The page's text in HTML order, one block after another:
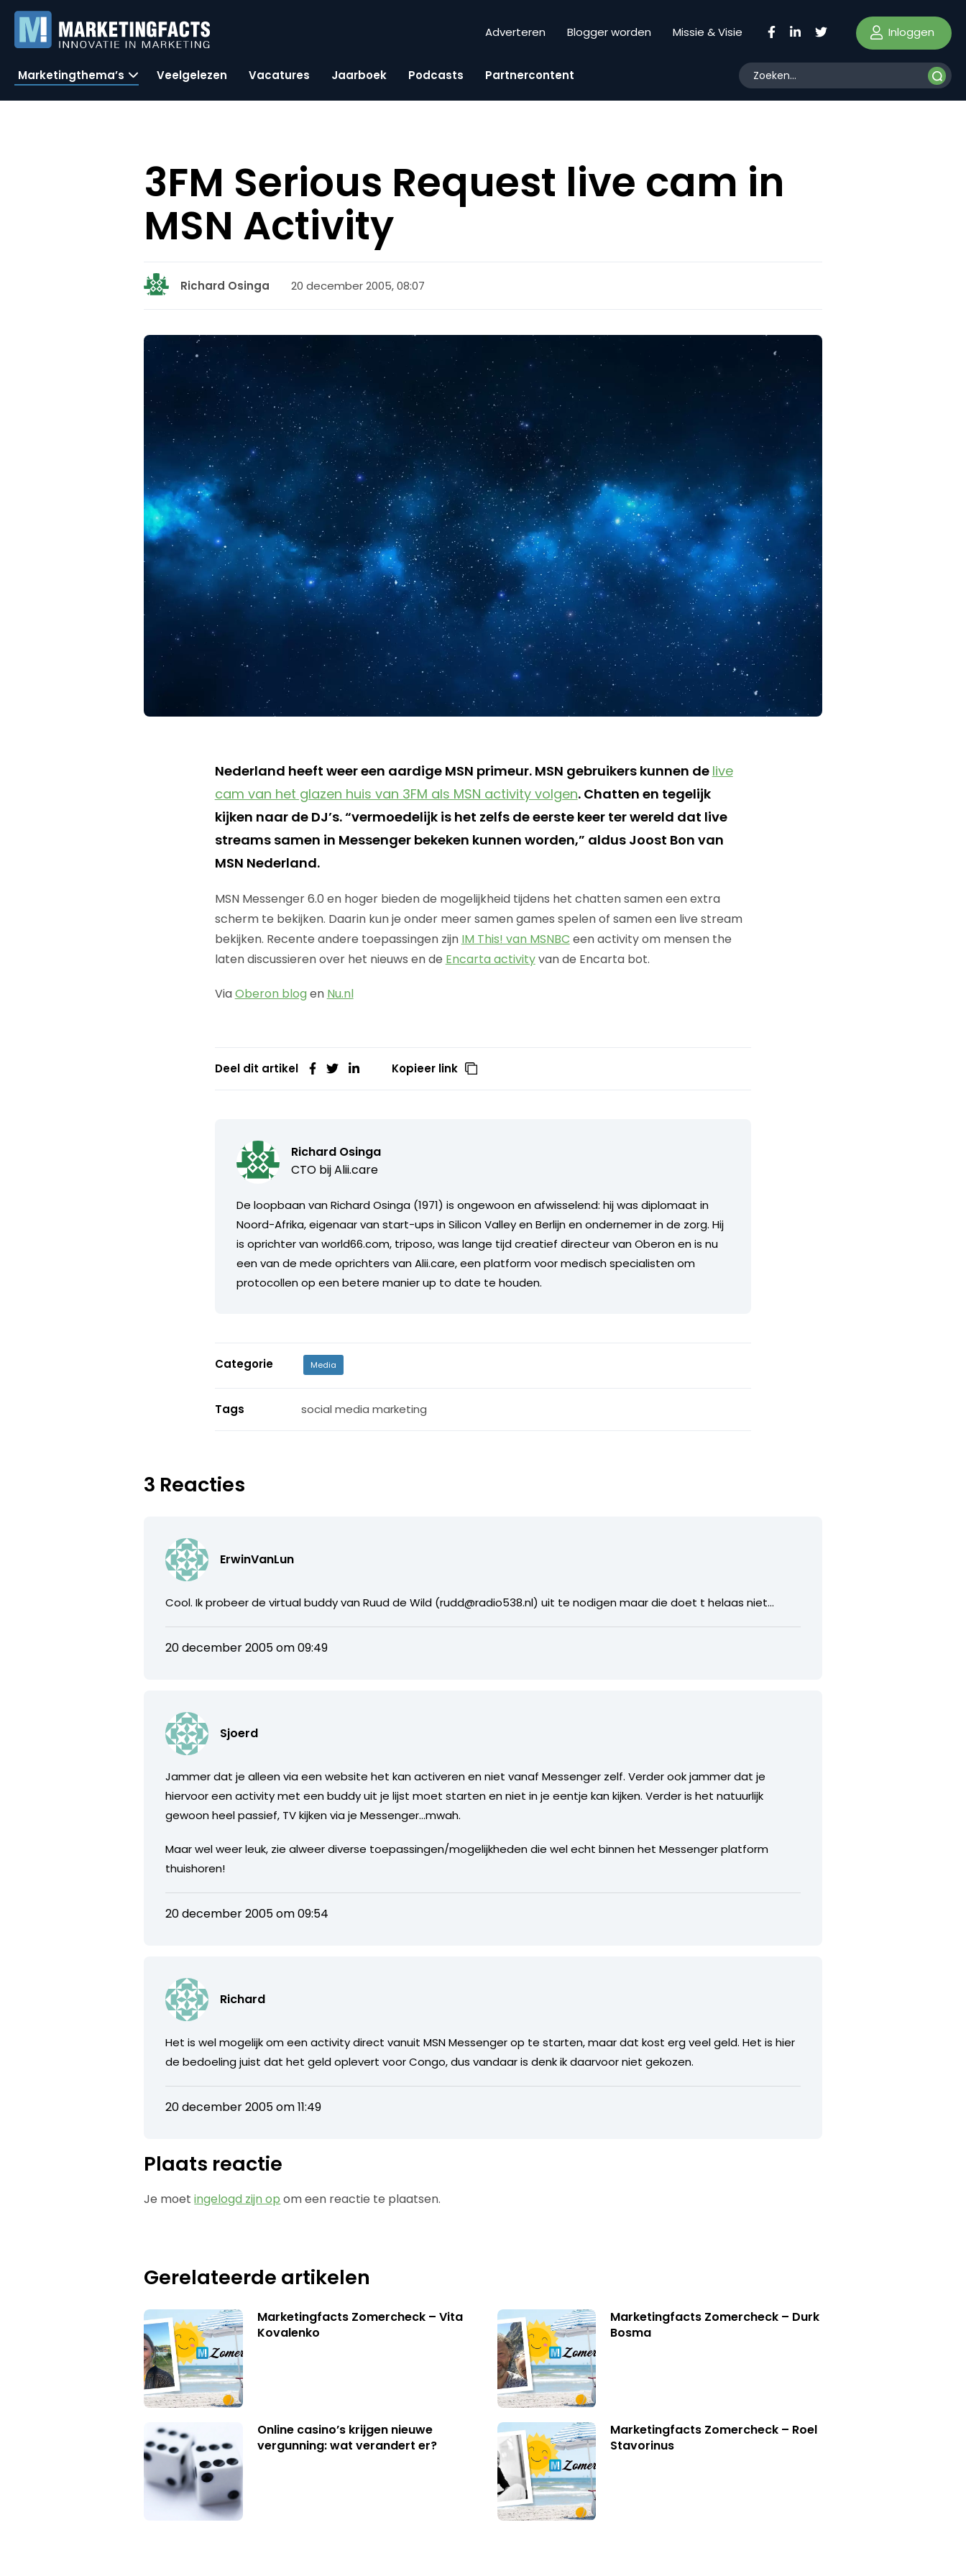
Adverteren Blogger worden Missie & Visie Inloggen
Marketingthema’s Veelgelezen Vacatures Jaarboek Podcasts Partnercontent
3FM Serious Request live cam in
MSN Activity
Richard Osinga 20 december 2005, 08:07
Nederland heeft weer een aardige MSN primeur. MSN gebruikers kunnen de live
cam van het glazen huis van 3FM als MSN activity volgen. Chatten en tegelijk
kijken naar de DJ’s. “vermoedelijk is het zelfs de eerste keer ter wereld dat live
streams samen in Messenger bekeken kunnen worden,” aldus Joost Bon van
MSN Nederland.
MSN Messenger 6.0 en hoger bieden de mogelijkheid tijdens het chatten samen een extra
scherm te bekijken. Daarin kun je onder meer samen games spelen of samen een live stream
bekijken. Recente andere toepassingen zijn IM This! van MSNBC een activity om mensen the
laten discussieren over het nieuws en de Encarta activityvan de Encarta bot.
ViaOberon blog en Nu.nl
Deel dit artikel Kopieer link
Richard Osinga
CTO bijAlii.care
De loopbaan van Richard Osinga (1971) is ongewoon en afwisselend: hij was diplomaat in
Noord-Afrika, eigenaar van start-ups in Silicon Valley en Berlijn en ondernemer in de zorg. Hij
is oprichter van world66.com, triposo, was lange tijd creatief directeur van Oberon en is nu
een van de mede oprichters van Alii.care, een platform voor medisch specialisten om
protocollen op een betere manier up to date te houden.
Categorie Media
Tags social media marketing
3 Reacties
ErwinVanLun
Cool. Ik probeer de virtual buddy van Ruud de Wild (rudd@radio538.nl) uit te nodigen maar die doet t helaas niet…
20 december 2005 om 09:49
Sjoerd
Jammer dat je alleen via een website het kan activeren en niet vanaf Messenger zelf. Verder ook jammer dat je
hiervoor een activity met een buddy uit je lijst moet starten en niet in je eentje kan kijken. Verder is het natuurlijk
gewoon heel passief, TV kijken via je Messenger…mwah.
Maar wel weer leuk, zie alweer diverse toepassingen/mogelijkheden die wel echt binnen het Messenger platform
thuishoren!
20 december 2005 om 09:54
Richard
Het is wel mogelijk om een activity direct vanuit MSN Messenger op te starten, maar dat kost erg veel geld. Het is hier
de bedoeling juist dat het geld oplevert voor Congo, dus vandaar is denk ik daarvoor niet gekozen.
20 december 2005 om 11:49
Plaats reactie
Je moetingelogd zijn op om een reactie te plaatsen.
Gerelateerde artikelen
Marketingfacts Zomercheck – Vita
Kovalenko
Marketingfacts Zomercheck – Durk
Bosma
Online casino’s krijgen nieuwe
vergunning: wat verandert er?
Marketingfacts Zomercheck – Roel
Stavorinus